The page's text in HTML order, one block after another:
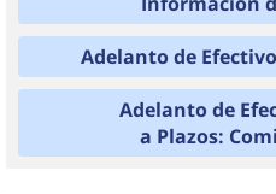
Adelanto de
Adelanto de
a Plazos: